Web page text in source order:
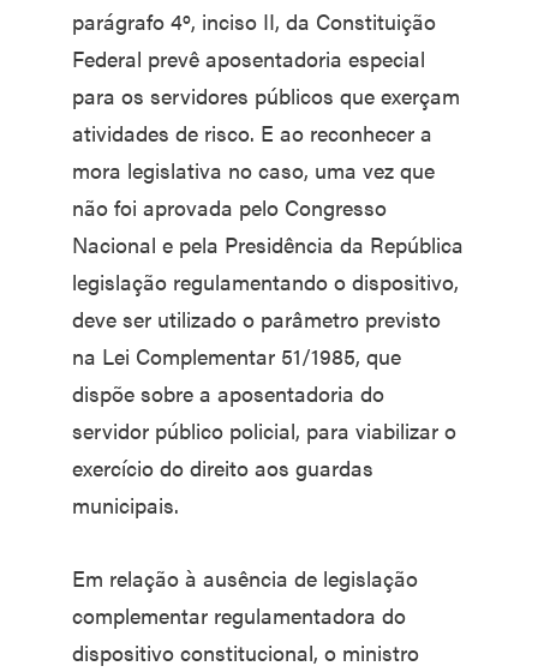
parágrafo 4º, inciso II, da Constituição
Federal prevê aposentadoria especial
para os servidores públicos que exerçam
atividades de risco. E ao reconhecer a
mora legislativa no caso, uma vez que
não foi aprovada pelo Congresso
Nacional e pela Presidência da República
legislação regulamentando o dispositivo,
deve ser utilizado o parâmetro previsto
na Lei Complementar 51/1985, que
dispõe sobre a aposentadoria do
servidor público policial, para viabilizar o
exercício do direito aos guardas
municipais.
Em relação à ausência de legislação
complementar regulamentadora do
dispositivo constitucional, o ministro